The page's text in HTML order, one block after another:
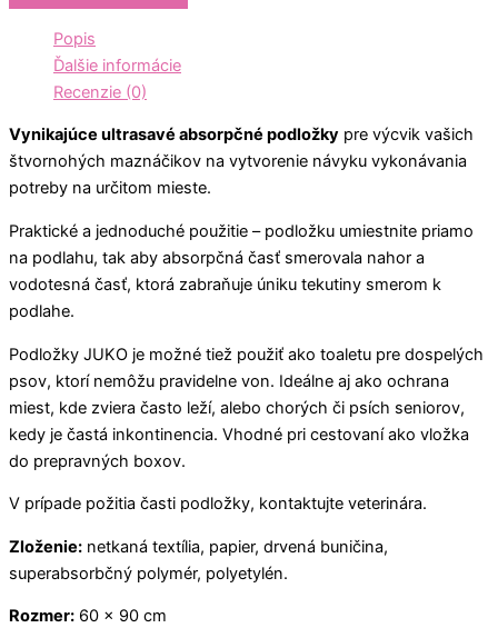
Popis
Ďalšie informácie
Recenzie (0)
Vynikajúce ultrasavé absorpčné podložky pre výcvik vašich
štvornohých maznáčikov na vytvorenie návyku vykonávania
potreby na určitom mieste.
Praktické a jednoduché použitie – podložku umiestnite priamo
na podlahu, tak aby absorpčná časť smerovala nahor a
vodotesná časť, ktorá zabraňuje úniku tekutiny smerom k
podlahe.
Podložky JUKO je možné tiež použiť ako toaletu pre dospelých
psov, ktorí nemôžu pravidelne von. Ideálne aj ako ochrana
miest, kde zviera často leží, alebo chorých či psích seniorov,
kedy je častá inkontinencia. Vhodné pri cestovaní ako vložka
do prepravných boxov.
V prípade požitia časti podložky, kontaktujte veterinára.
Zloženie: netkaná textília, papier, drvená buničina,
superabsorbčný polymér, polyetylén.
Rozmer: 60 x 90 cm